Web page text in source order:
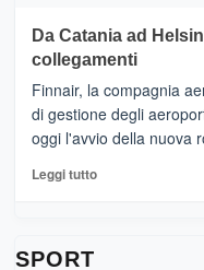
tappe
dell’enoturismo
RANDAZZO
–
Ci
siamo
quasi….
pronti
per
Da Catania ad
collegamenti
Finnair, la compagnia
di gestione degli
oggi l'avvio della nuova
Leggi tuttoLeggi
SPORT